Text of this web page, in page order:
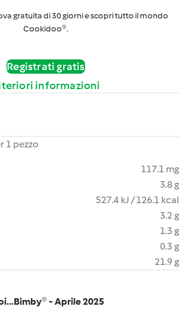
gratuita di 30 giorni e scopri tutto il mondo
Cookidoo®.
Registrati gratis
informazioni
1 pezzo
117.1 mg
3.8 g
527.4 kJ / 126.1 kcal
3.2 g
1.3 g
0.3 g
21.9 g
- Aprile 2025